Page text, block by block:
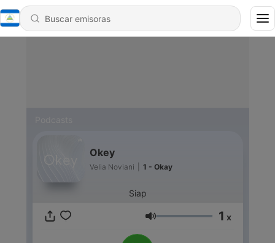
Okey
Velia Noviani 1 - Okay
Siap
Volumen 1 x